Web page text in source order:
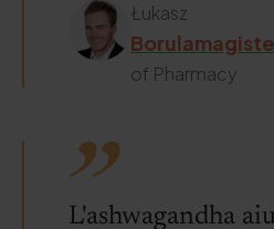
Łukasz
of Pharmacy
L'ashwagandha